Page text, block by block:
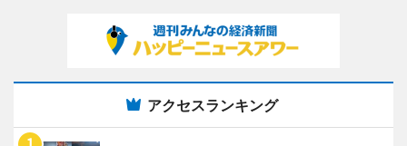
アクセスランキング